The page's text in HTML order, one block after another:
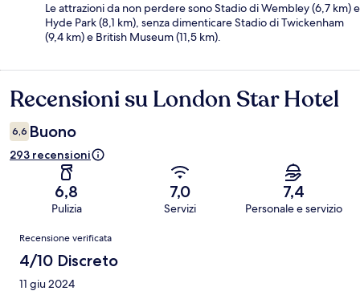
Le attrazioni da non perdere sono Stadio di Wembley (6,7 km) e
Hyde Park (8,1 km), senza dimenticare Stadio di Twickenham
(9,4 km) e British Museum (11,5 km).
Recensioni
Recensioni su London Star Hotel
6,6 Buono
293 recensioni
6,8
Pulizia
7,0
Servizi
7,4
Personale e servizio
Recensioni
Recensione verificata
4/10 Discreto
11 giu 2024